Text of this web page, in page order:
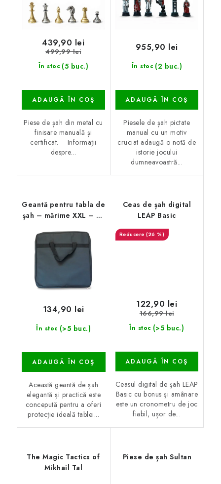
În stoc (5 buc.)
439,90 lei
499,99 lei
ADAUGĂ ÎN COŞ
Piese de șah din metal cu
finisare manuală și
certificat. Informații
despre...
În stoc (2 buc.)
955,90 lei
ADAUGĂ ÎN COŞ
Piesele de șah pictate
manual cu un motiv
cruciat adaugă o notă de
istorie jocului
dumneavoastră...
Geantă pentru tabla de
șah – mărime XXL – 55
În stoc (>5 buc.)
134,90 lei
ADAUGĂ ÎN COŞ
Această geantă de șah
elegantă și practică este
concepută pentru a oferi
protecție ideală tablei...
Ceas de șah digital
LEAP Basic
(26 %)
În stoc (>5 buc.)
122,90 lei
166,99 lei
ADAUGĂ ÎN COŞ
Ceasul digital de șah LEAP
Basic cu bonus și amânare
este un cronometru de joc
fiabil, ușor de...
The Magic Tactics of
Mikhail Tal
Piese de șah Sultan